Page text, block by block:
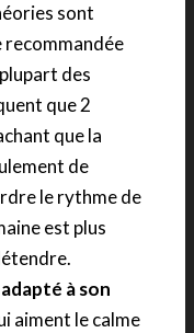
sont
recommandée
des
que 2
que la
de
le rythme de
est plus
à son
aiment le calme